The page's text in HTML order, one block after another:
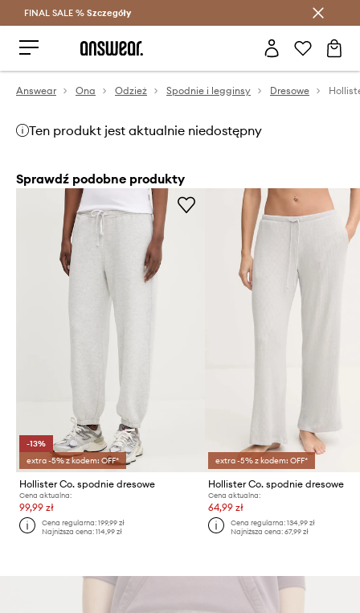
Oszczędzaj z Answear Club >
FINAL SALE % Szczegóły
Answear Ona Odzież Spodnie i legginsy Dresowe
Ten produkt jest aktualnie niedostępny
Sprawdź podobne produkty
-13%
extra -5% z kodem: OFF*
Hollister Co. spodnie dresowe
Cena aktualna:
99,99 zł
Cena regularna:199,99 zł
Najniższa cena:114,99 zł
extra -5% z kodem: OFF*
Hollister Co. spodnie dresowe
Cena aktualna:
64,99 zł
Cena regularna: 134,99 zł
Najniższa cena: 67,99 zł